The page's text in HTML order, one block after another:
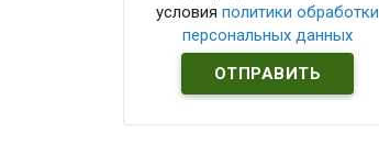
условияполитики обработки
персональных данных